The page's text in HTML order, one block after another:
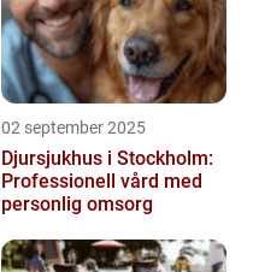
02 september 2025
Djursjukhus i Stockholm:
Professionell vård med
personlig omsorg